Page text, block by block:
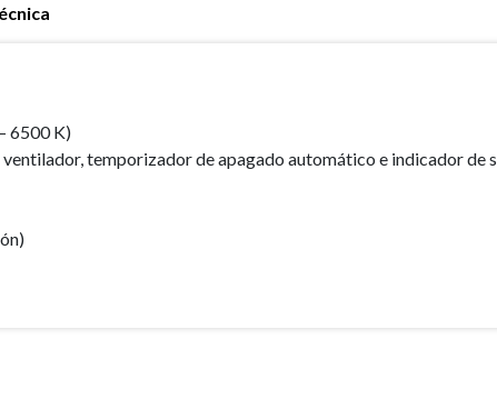
6500 K)
temporizador de apagado automático e indicador de